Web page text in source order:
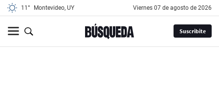
11° Montevideo, UY viernes 07 de agosto de 2026
Suscribite